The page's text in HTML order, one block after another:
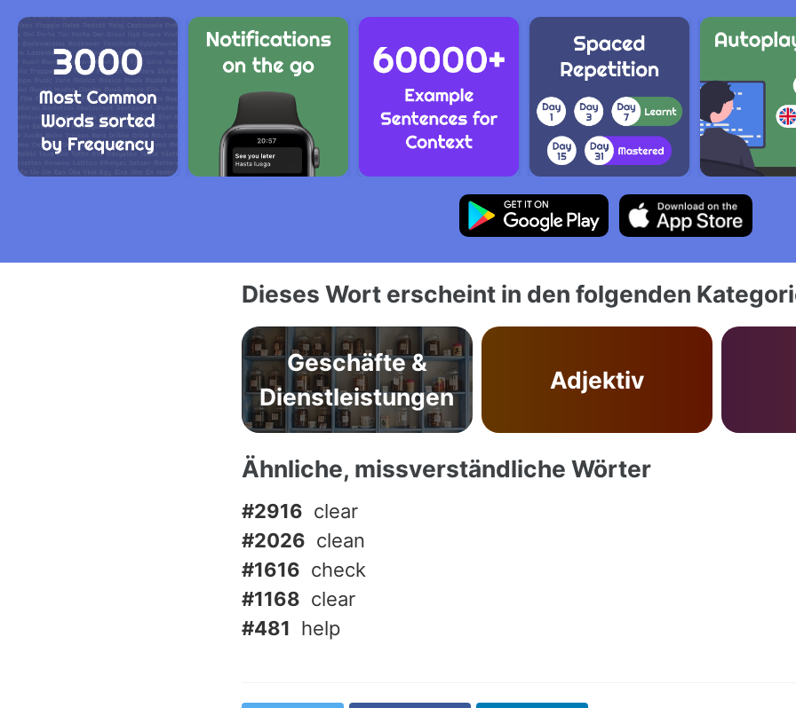
Dieses Wort erscheint in den folgenden
Geschäfte &
Dienstleistungen
Adjektiv
Ähnliche, missverständliche Wörter
#2916 clear
#2026 clean
#1616 check
#1168 clear
#481 help